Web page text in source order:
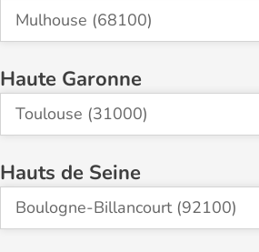
Mulhouse (68100)
Haute Garonne
Toulouse (31000)
Hauts de Seine
Boulogne-Billancourt (92100)